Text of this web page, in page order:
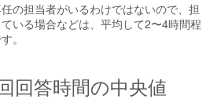
の担当者がいるわけではないので、担
いる場合などは、平均して2〜4時間程
。
回答時間の中央値